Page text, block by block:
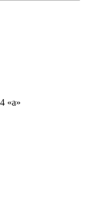
«а»